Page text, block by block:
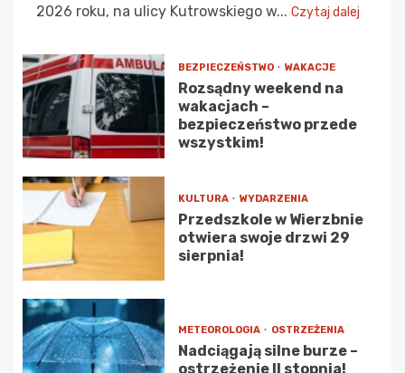
2026 roku, na ulicy Kutrowskiego w... Czytaj dalej
BEZPIECZEŃSTWO WAKACJE
Rozsądny weekend na
wakacjach –
bezpieczeństwo przede
wszystkim!
KULTURA WYDARZENIA
Przedszkole w Wierzbnie
otwiera swoje drzwi 29
sierpnia!
METEOROLOGIA OSTRZEŻENIA
Nadciągają silne burze –
ostrzeżenie II stopnia!